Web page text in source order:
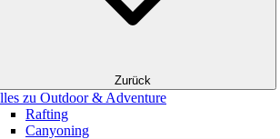
Zurück
zu Outdoor & Adventure
Rafting
Canyoning